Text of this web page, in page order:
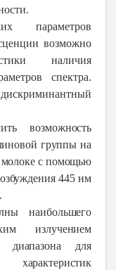
параметров
возможно
наличия
спектра.
возможность
группы на
молоке с помощью
445 нм
наибольшего
излучением
диапазона для